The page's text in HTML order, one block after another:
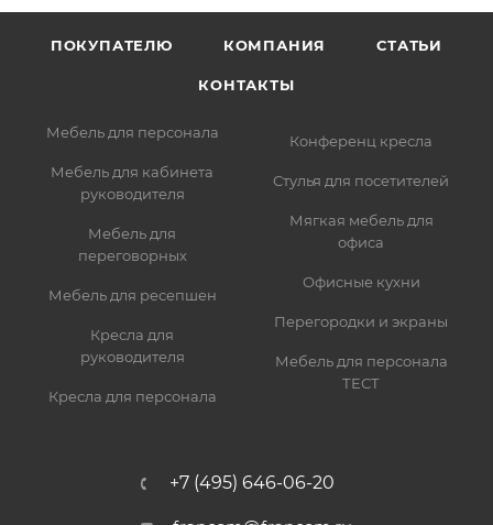
ПОКУПАТЕЛЮ КОМПАНИЯ СТАТЬИ
КОНТАКТЫ
Мебель для персонала
Мебель для кабинета
руководителя
Мебель для
переговорных
Мебель для ресепшен
Кресла для
руководителя
Кресла для персонала
Конференц кресла
Стулья для посетителей
Мягкая мебель для
офиса
Офисные кухни
Перегородки и экраны
Мебель для персонала
ТЕСТ
+7 (495) 646-06-20